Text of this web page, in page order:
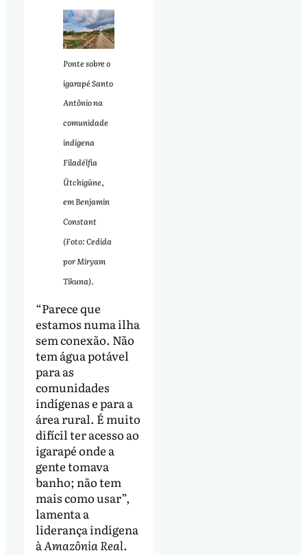
Ponte sobre o
igarapé Santo
Antônio na
comunidade
indígena
Filadélfia
Ütchigüne,
em Benjamin
Constant
(Foto: Cedida
por Miryam
Tikuna).
“Parece que
estamos numa ilha
sem conexão. Não
tem água potável
para as
comunidades
indígenas e para a
área rural. É muito
difícil ter acesso ao
igarapé onde a
gente tomava
banho; não tem
mais como usar”,
lamenta a
liderança indígena
àAmazônia Real.